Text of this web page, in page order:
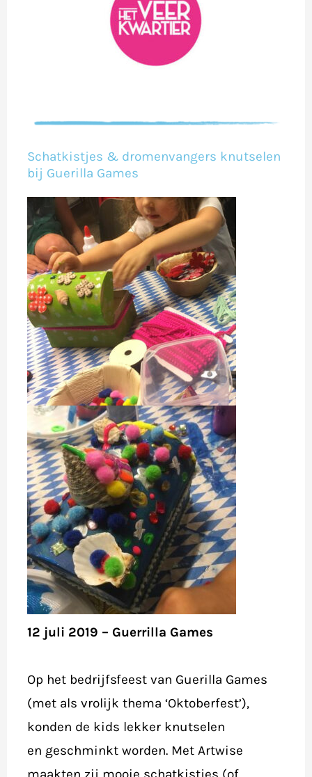
Schatkistjes & dromenvangers knutselen
bij Guerilla Games
12 juli 2019 – Guerrilla Games
Op het bedrijfsfeest van Guerilla Games
(met als vrolijk thema ‘Oktoberfest’),
konden de kids lekker knutselen
en geschminkt worden. Met Artwise
maakten zij mooie schatkistjes (of